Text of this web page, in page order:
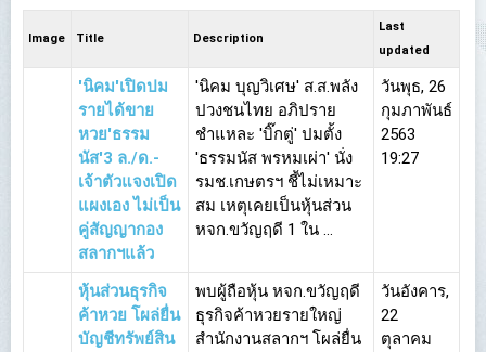
Image Title Description
Last
updated
'นิคม'เปิดปม
รายได้ขาย
หวย'ธรรม
นัส'3 ล./ด.-
เจ้าตัวแจงเปิด
แผงเอง ไม่เป็น
คู่สัญญากอง
สลากฯแล้ว
'นิคม บุญวิเศษ' ส.ส.พลัง
ปวงชนไทย อภิปราย
ชำแหละ 'บิ๊กตู่' ปมตั้ง
'ธรรมนัส พรหมเผ่า' นั่ง
รมช.เกษตรฯ ชี้ไม่เหมาะ
สม เหตุเคยเป็นหุ้นส่วน
หจก.ขวัญฤดี 1 ใน ...
วันพุธ, 26
กุมภาพันธ์
2563
19:27
หุ้นส่วนธุรกิจ
ค้าหวย โผล่ยื่น
บัญชีทรัพย์สิน
พบผู้ถือหุ้น หจก.ขวัญฤดี
ธุรกิจค้าหวยรายใหญ่
สำนักงานสลากฯ โผล่ยื่น
วันอังคาร,
22
ตุลาคม